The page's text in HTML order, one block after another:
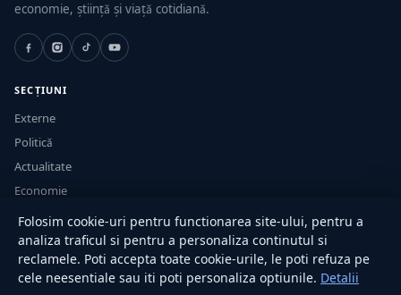
economie, știință și viață cotidiană.
SECȚIUNI
Externe
Politică
Actualitate
Economie
Sănătate
Utile
RUBRICI
Folosim cookie-uri pentru functionarea site-ului, pentru a
analiza traficul si pentru a personaliza continutul si
reclamele. Poti accepta toate cookie-urile, le poti refuza pe
cele neesentiale sau iti poti personaliza optiunile. Detalii